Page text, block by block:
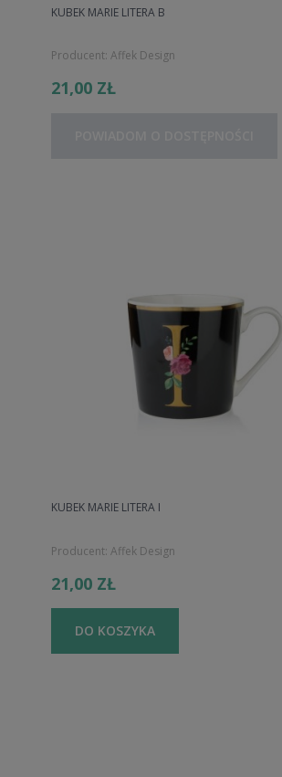
KUBEK MARIE LITERA B
Producent: Affek Design
21,00 ZŁ
KUBEK MARIE LITERA I
Producent: Affek Design
21,00 ZŁ
DO KOSZYKA